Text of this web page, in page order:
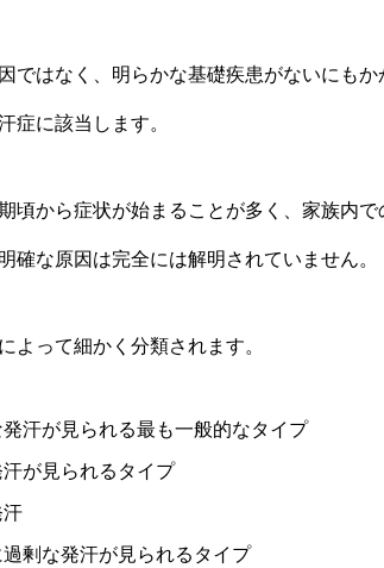
ではなく、明らかな基礎疾患がないにも
症に該当します。
頃から症状が始まることが多く、家族内で
確な原因は完全には解明されていません。
よって細かく分類されます。
汗が見られる最も一般的なタイプ
が見られるタイプ
剰な発汗が見られるタイプ